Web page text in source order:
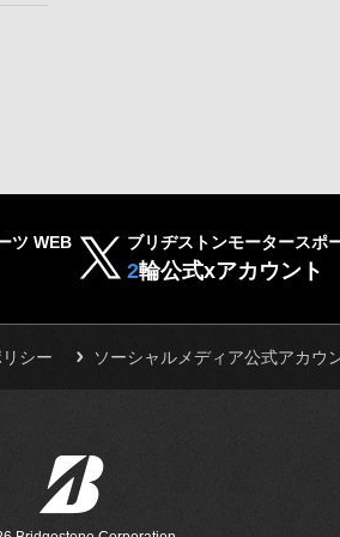
ツ WEB ブリヂストンモータースポ
2輪公式xアカウント
シー ソーシャルメディア公式アカウ